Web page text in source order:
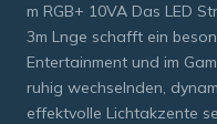
m RGB+ 10VA Das LED
3m Lnge schafft ein
Entertainment und im
ruhig wechselnden,
effektvolle Lichtakzente